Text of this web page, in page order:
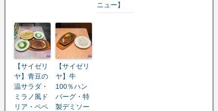
ニュー】
【サイゼリ
ヤ】青豆の
温サラダ・
ミラノ風ド
リア・ペペ
【サイゼリ
ヤ】牛
100％ハン
バーグ・特
製デミソー